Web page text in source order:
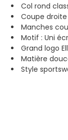
Col rond
Coupe droite
Manches
Motif : Uni
Grand logo
Matière
Style